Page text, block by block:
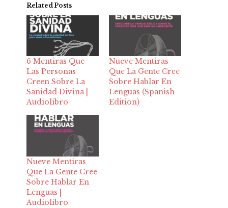
Related Posts
6 Mentiras Que
Las Personas
Creen Sobre La
Sanidad Divina |
Audiolibro
Nueve Mentiras
Que La Gente Cree
Sobre Hablar En
Lenguas (Spanish
Edition)
Nueve Mentiras
Que La Gente Cree
Sobre Hablar En
Lenguas |
Audiolibro